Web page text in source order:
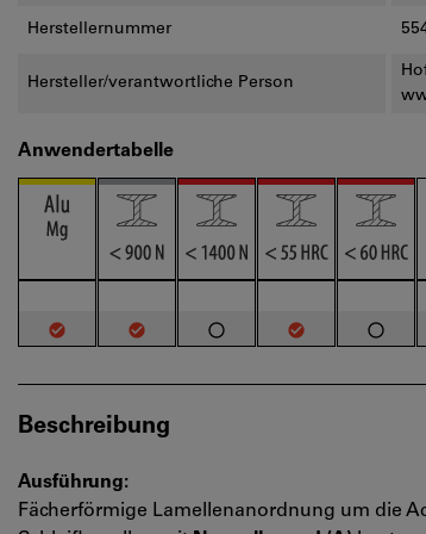
Herstellernummer
Hersteller/verantwortliche Person
Anwendertabelle
Beschreibung
Ausführung:
Fächerförmige Lamellenanordnung um die